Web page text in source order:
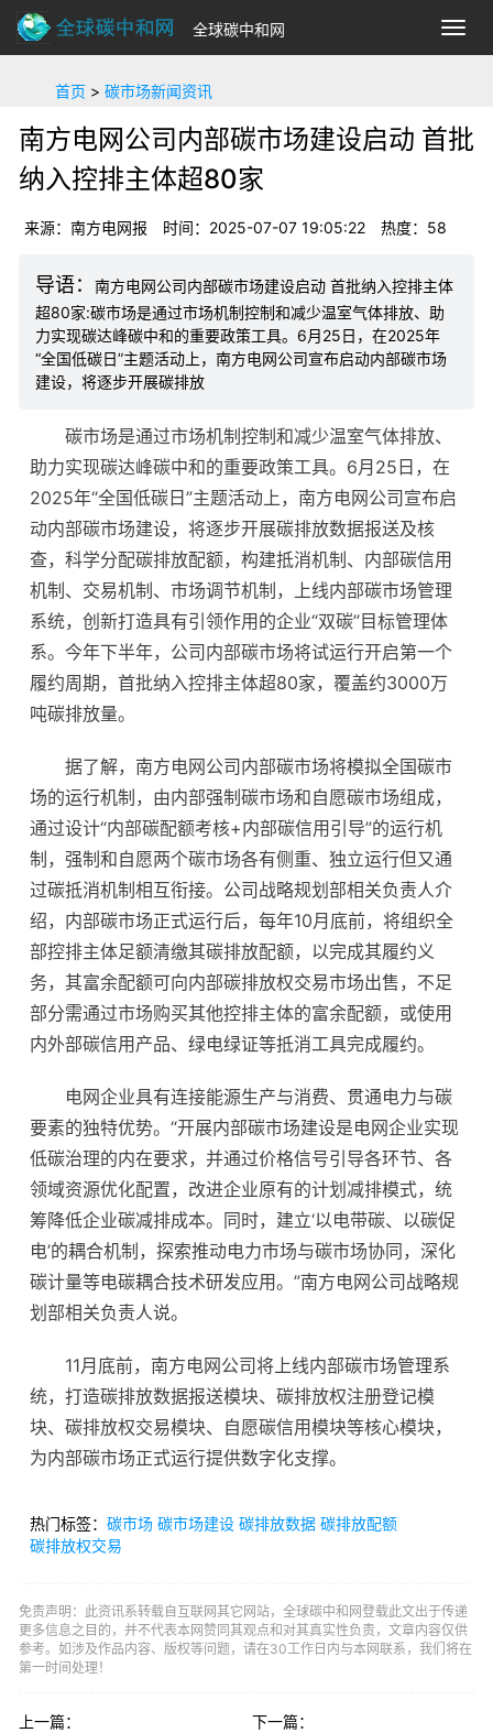
切
换
全球碳中和网
首页 > 碳市场新闻资讯
南方电网公司内部碳市场建设启动 首批
纳入控排主体超80家
来源：南方电网报 时间：2025-07-07 19:05:22 热度： 58
南方电网公司内部碳市场建设启动 首批纳入控排主体
超80家:碳市场是通过市场机制控制和减少温室气体排放、助
力实现碳达峰碳中和的重要政策工具。6月25日，在2025年
“全国低碳日”主题活动上，南方电网公司宣布启动内部碳市场
建设，将逐步开展碳排放
碳市场是通过市场机制控制和减少温室气体排放、
助力实现碳达峰碳中和的重要政策工具。6月25日，在
2025年“全国低碳日”主题活动上，南方电网公司宣布启
动内部碳市场建设，将逐步开展碳排放数据报送及核
查，科学分配碳排放配额，构建抵消机制、内部碳信用
机制、交易机制、市场调节机制，上线内部碳市场管理
系统，创新打造具有引领作用的企业“双碳”目标管理体
系。今年下半年，公司内部碳市场将试运行开启第一个
履约周期，首批纳入控排主体超80家，覆盖约3000万
吨碳排放量。
据了解，南方电网公司内部碳市场将模拟全国碳市
场的运行机制，由内部强制碳市场和自愿碳市场组成，
通过设计“内部碳配额考核+内部碳信用引导”的运行机
制，强制和自愿两个碳市场各有侧重、独立运行但又通
过碳抵消机制相互衔接。公司战略规划部相关负责人介
绍，内部碳市场正式运行后，每年10月底前，将组织全
部控排主体足额清缴其碳排放配额，以完成其履约义
务，其富余配额可向内部碳排放权交易市场出售，不足
部分需通过市场购买其他控排主体的富余配额，或使用
内外部碳信用产品、绿电绿证等抵消工具完成履约。
电网企业具有连接能源生产与消费、贯通电力与碳
要素的独特优势。“开展内部碳市场建设是电网企业实现
低碳治理的内在要求，并通过价格信号引导各环节、各
领域资源优化配置，改进企业原有的计划减排模式，统
筹降低企业碳减排成本。同时，建立‘以电带碳、以碳促
电’的耦合机制，探索推动电力市场与碳市场协同，深化
碳计量等电碳耦合技术研发应用。”南方电网公司战略规
划部相关负责人说。
11月底前，南方电网公司将上线内部碳市场管理系
统，打造碳排放数据报送模块、碳排放权注册登记模
块、碳排放权交易模块、自愿碳信用模块等核心模块，
为内部碳市场正式运行提供数字化支撑。
热门标签： 碳市场 碳市场建设 碳排放数据 碳排放配额
碳排放权交易
免责声明：此资讯系转载自互联网其它网站，全球碳中和网登载此文出于传递
更多信息之目的，并不代表本网赞同其观点和对其真实性负责，文章内容仅供
参考。如涉及作品内容、版权等问题，请在30工作日内与本网联系，我们将在
第一时间处理！
上一篇：
下一篇：